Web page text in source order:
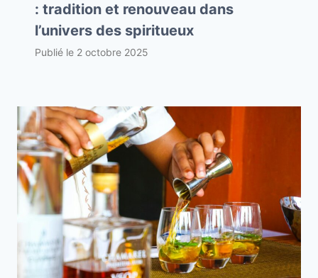
: tradition et renouveau dans
l’univers des spiritueux
Publié le 2 octobre 2025